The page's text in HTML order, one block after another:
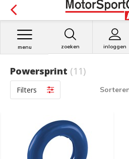
zoeken inloggen
menu
Powersprint (11)
Filters